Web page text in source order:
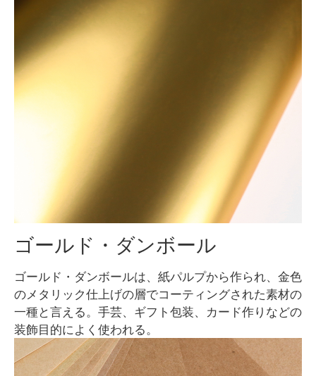
ゴールド・ダンボール
ゴールド・ダンボールは、紙パルプから作られ、金色
のメタリック仕上げの層でコーティングされた素材の
一種と言える。手芸、ギフト包装、カード作りなどの
装飾目的によく使われる。